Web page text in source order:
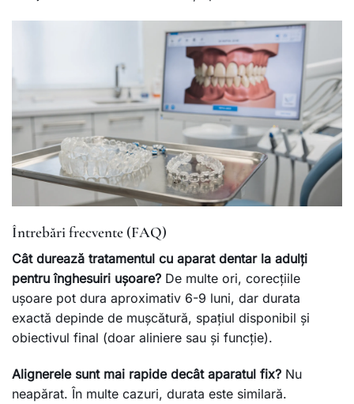
Întrebări frecvente (FAQ)
Cât durează tratamentul cu aparat dentar la adulți
pentru înghesuiri ușoare? De multe ori, corecțiile
ușoare pot dura aproximativ 6-9 luni, dar durata
exactă depinde de mușcătură, spațiul disponibil și
obiectivul final (doar aliniere sau și funcție).
Alignerele sunt mai rapide decât aparatul fix? Nu
neapărat. În multe cazuri, durata este similară.